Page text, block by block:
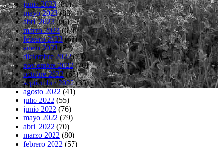
junio 2023(81)
mayo 2023(83)
abril 2023(66)
marzo 2023(62)
febrero 2023(63)
enero 2023 (74)
diciembre 2022(73)
noviembre 2022(76)
octubre 2022(65)
septiembre 2022(35)
agosto 2022 (41)
julio 2022 (55)
junio 2022 (76)
mayo 2022 (79)
abril 2022 (70)
marzo 2022 (80)
febrero 2022 (57)